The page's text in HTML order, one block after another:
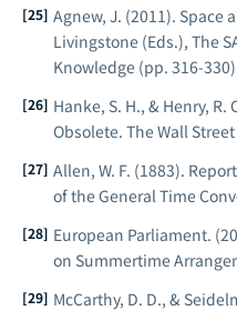
Agnew, J. (2011). Space
Livingstone (Eds.), The
Knowledge (pp. 316-
Hanke, S. H., & Henry,
Obsolete. The Wall
Allen, W. F. (1883).
of the General Time
European Parliament.
on Summertime
McCarthy, D. D., &